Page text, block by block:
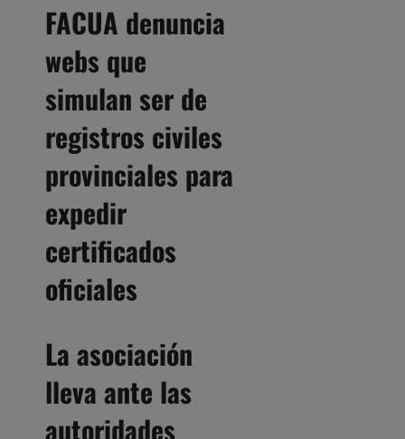
FACUA denuncia
webs que
simulan ser de
registros civiles
provinciales para
expedir
certificados
oficiales
La asociación
lleva ante las
autoridades